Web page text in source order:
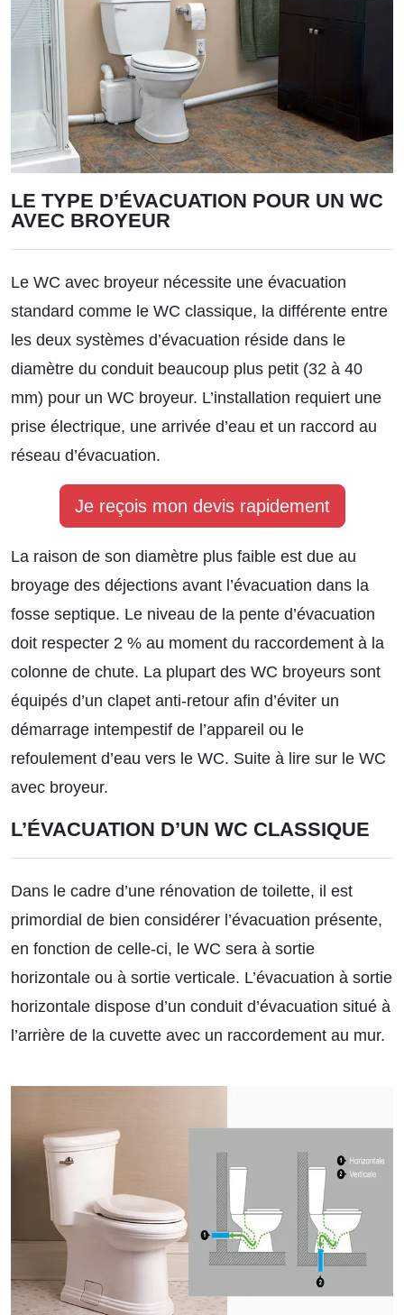
LE TYPE D’ÉVACUATION POUR UN WC
AVEC BROYEUR
Le WC avec broyeur nécessite une évacuation
standard comme le WC classique, la différente entre
les deux systèmes d’évacuation réside dans le
diamètre du conduit beaucoup plus petit (32 à 40
mm) pour un WC broyeur. L’installation requiert une
prise électrique, une arrivée d’eau et un raccord au
réseau d’évacuation.
Je reçois mon devis rapidement
La raison de son diamètre plus faible est due au
broyage des déjections avant l’évacuation dans la
fosse septique. Le niveau de la pente d’évacuation
doit respecter 2 % au moment du raccordement à la
colonne de chute. La plupart des WC broyeurs sont
équipés d’un clapet anti-retour afin d’éviter un
démarrage intempestif de l’appareil ou le
refoulement d’eau vers le WC. Suite à lire sur le WC
avec broyeur.
L’ÉVACUATION D’UN WC CLASSIQUE
Dans le cadre d’une rénovation de toilette, il est
primordial de bien considérer l’évacuation présente,
en fonction de celle-ci, le WC sera à sortie
horizontale ou à sortie verticale. L’évacuation à sortie
horizontale dispose d’un conduit d’évacuation situé à
l’arrière de la cuvette avec un raccordement au mur.